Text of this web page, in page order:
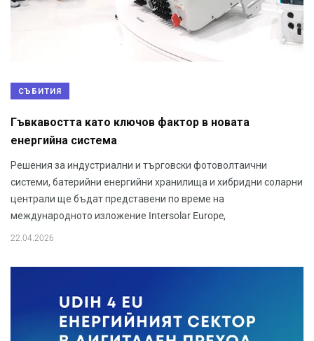
СЪБИТИЯ
Гъвкавостта като ключов фактор в новата
енергийна система
Решения за индустриални и търговски фотоволтаични
системи, батерийни енергийни хранилища и хибридни соларни
централи ще бъдат представени по време на
международното изложение Intersolar Europe,
22.04.2026